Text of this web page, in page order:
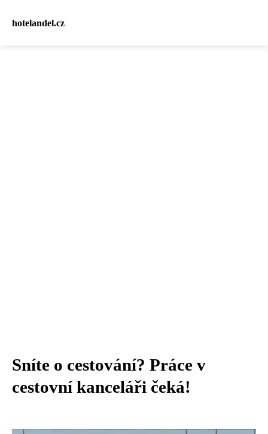
hotelandel.cz
Sníte o cestování? Práce v
cestovní kanceláři čeká!